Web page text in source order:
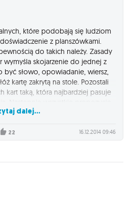
które podobają się ludziom
z planszówkami.
do takich należy. Zasady
wymyśla skojarzenie do jednej z
być słowo, opowiadanie, wiersz,
kartę zakrytą na stole. Pozostali
kart taką, która najbardziej pasuje
gracze muszą zgadnąć, która karta
zdobył punkty to gracze
ale nie mogą tego zrobić
na pewno będą inspiracją dla
stole.
dalej...
22 16.12.2014 09:46